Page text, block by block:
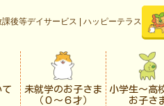
後等デイサービス | ハッピーテラス
て
未就学のお子さま
（０〜６才）
小学生〜高
お子さ